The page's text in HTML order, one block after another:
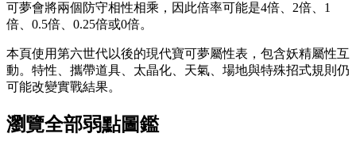
可夢會將兩個防守相性相乘，因此倍率可能是4倍、2倍、1
倍、0.5倍、0.25倍或0倍。
本頁使用第六世代以後的現代寶可夢屬性表，包含妖精屬性互
動。特性、攜帶道具、太晶化、天氣、場地與特殊招式規則仍
可能改變實戰結果。
瀏覽全部弱點圖鑑